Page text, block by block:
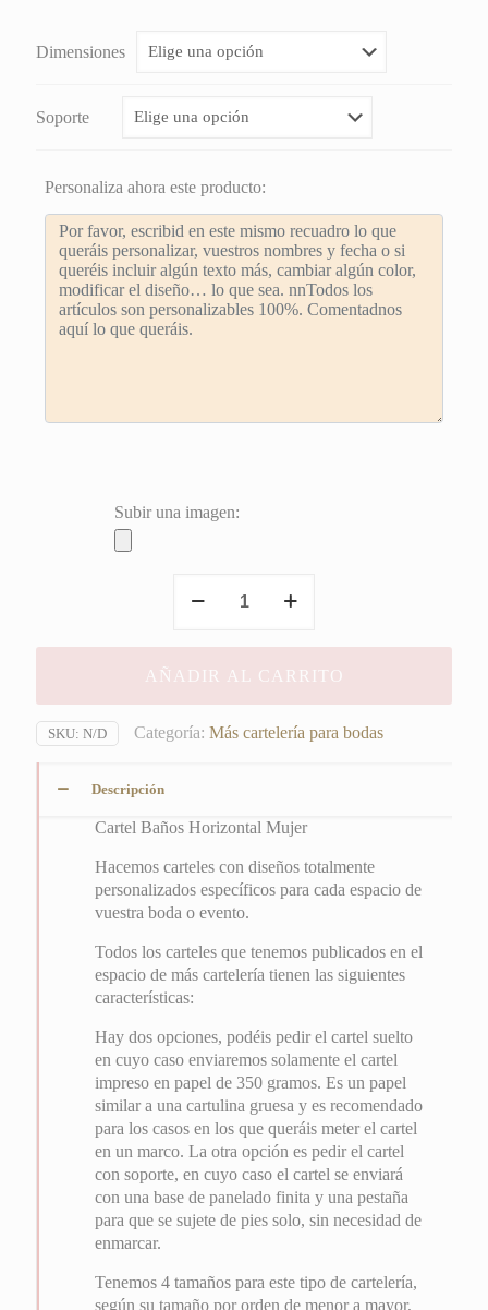
precios:
2,50€
11,50€
Dimensiones
Soporte
Personaliza ahora este producto:
Subir una imagen:
Baños
Mujer
cantidad
AÑADIR AL CARRITO
SKU: N/D Categoría: Más cartelería para bodas
Descripción
Cartel Baños Horizontal Mujer
Hacemos carteles con diseños totalmente
personalizados específicos para cada espacio de
vuestra boda o evento.
Todos los carteles que tenemos publicados en el
espacio de más cartelería tienen las siguientes
características:
Hay dos opciones, podéis pedir el cartel suelto
en cuyo caso enviaremos solamente el cartel
impreso en papel de 350 gramos. Es un papel
similar a una cartulina gruesa y es recomendado
para los casos en los que queráis meter el cartel
en un marco. La otra opción es pedir el cartel
con soporte, en cuyo caso el cartel se enviará
con una base de panelado finita y una pestaña
para que se sujete de pies solo, sin necesidad de
enmarcar.
Tenemos 4 tamaños para este tipo de cartelería,
según su tamaño por orden de menor a mayor,